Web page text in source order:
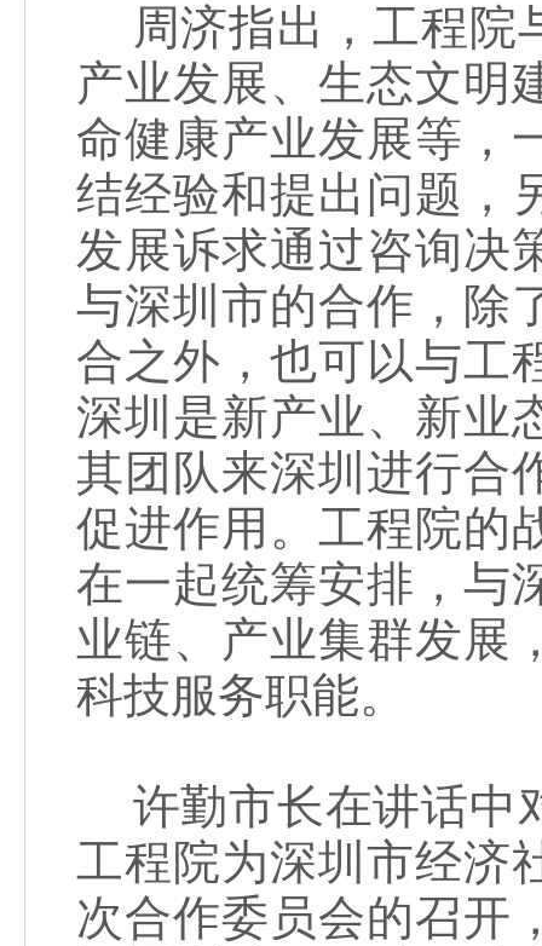
周济指出，工程院
产业发展、生态文明
命健康产业发展等，
结经验和提出问题，
发展诉求通过咨询决
与深圳市的合作，除
合之外，也可以与工
深圳是新产业、新业
其团队来深圳进行合
促进作用。工程院的
在一起统筹安排，与
业链、产业集群发展
科技服务职能。
许勤市长在讲话中
工程院为深圳市经济
次合作委员会的召开